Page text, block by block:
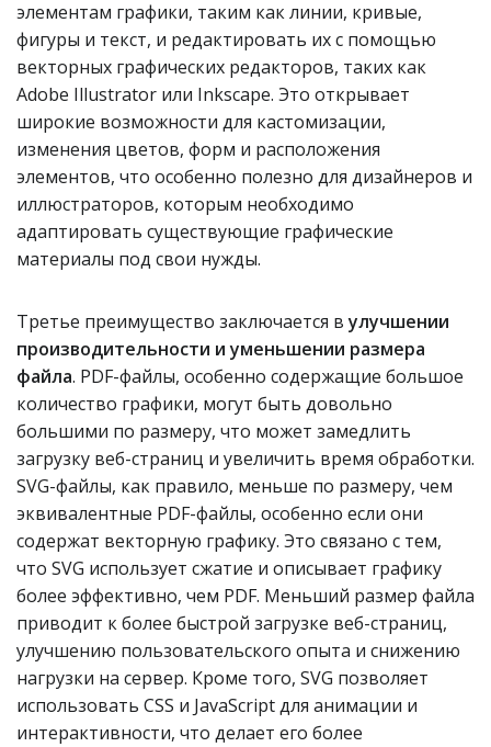
элементам графики, таким как линии, кривые,
фигуры и текст, и редактировать их с помощью
векторных графических редакторов, таких как
Adobe Illustrator или Inkscape. Это открывает
широкие возможности для кастомизации,
изменения цветов, форм и расположения
элементов, что особенно полезно для дизайнеров и
иллюстраторов, которым необходимо
адаптировать существующие графические
материалы под свои нужды.
Третье преимущество заключается вулучшении
производительности и уменьшении размера
файла. PDF-файлы, особенно содержащие большое
количество графики, могут быть довольно
большими по размеру, что может замедлить
загрузку веб-страниц и увеличить время обработки.
SVG-файлы, как правило, меньше по размеру, чем
эквивалентные PDF-файлы, особенно если они
содержат векторную графику. Это связано с тем,
что SVG использует сжатие и описывает графику
более эффективно, чем PDF. Меньший размер файла
приводит к более быстрой загрузке веб-страниц,
улучшению пользовательского опыта и снижению
нагрузки на сервер. Кроме того, SVG позволяет
использовать CSS и JavaScript для анимации и
интерактивности, что делает его более